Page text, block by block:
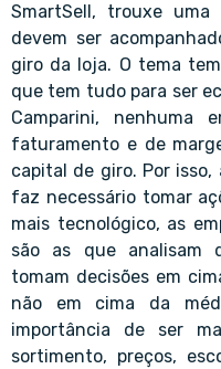
SmartSell, trouxe uma
devem ser
giro da loja. O tema
que tem tudo para ser
Camparini, nenhuma
faturamento e de
capital de giro. Por
faz necessário tomar
mais tecnológico, as
são as que analisam
tomam decisões em
não em cima da
importância de ser
sortimento, preços,